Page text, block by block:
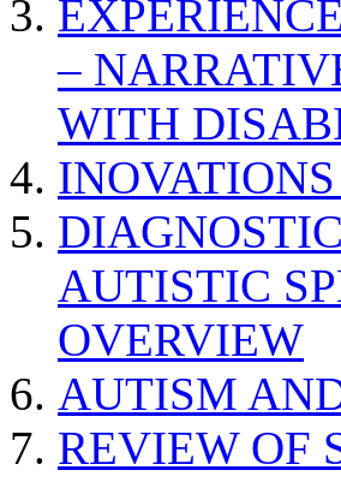
–
WITH
AUTISTIC
OVERVIEW
AUTISM
REVIEW OF